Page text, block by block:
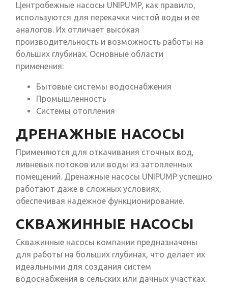
Центробежные насосы UNIPUMP, как правило,
используются для перекачки чистой воды и ее
аналогов. Их отличает высокая
производительность и возможность работы на
больших глубинах. Основные области
применения:
Бытовые системы водоснабжения
Промышленность
Системы отопления
ДРЕНАЖНЫЕ НАСОСЫ
Применяются для откачивания сточных вод,
ливневых потоков или воды из затопленных
помещений. Дренажные насосы UNIPUMP успешно
работают даже в сложных условиях,
обеспечивая надежное функционирование.
СКВАЖИННЫЕ НАСОСЫ
Скважинные насосы компании предназначены
для работы на больших глубинах, что делает их
идеальными для создания систем
водоснабжения в сельских или дачных участках.